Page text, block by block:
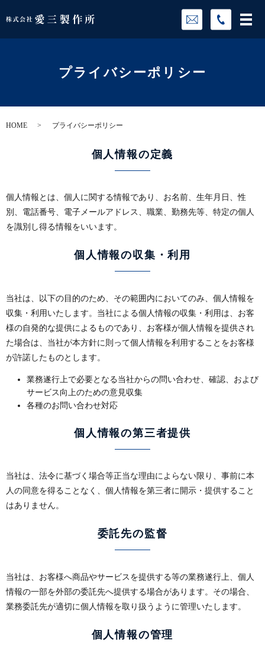
プライバシーポリシー
HOME プライバシーポリシー
個人情報の定義
個人情報とは、個人に関する情報であり、お名前、生年月日、性
別、電話番号、電子メールアドレス、職業、勤務先等、特定の個人
を識別し得る情報をいいます。
個人情報の収集・利用
当社は、以下の目的のため、その範囲内においてのみ、個人情報を
収集・利用いたします。当社による個人情報の収集・利用は、お客
様の自発的な提供によるものであり、お客様が個人情報を提供され
た場合は、当社が本方針に則って個人情報を利用することをお客様
が許諾したものとします。
業務遂行上で必要となる当社からの問い合わせ、確認、および
サービス向上のための意見収集
各種のお問い合わせ対応
個人情報の第三者提供
当社は、法令に基づく場合等正当な理由によらない限り、事前に本
人の同意を得ることなく、個人情報を第三者に開示・提供すること
はありません。
委託先の監督
当社は、お客様へ商品やサービスを提供する等の業務遂行上、個人
情報の一部を外部の委託先へ提供する場合があります。その場合、
業務委託先が適切に個人情報を取り扱うように管理いたします。
個人情報の管理